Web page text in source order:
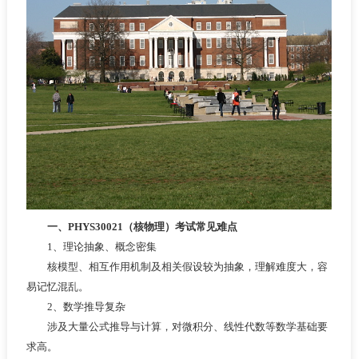
一、PHYS30021（核物理）考试常见难点
1、理论抽象、概念密集
核模型、相互作用机制及相关假设较为抽象，理解难度大，容
易记忆混乱。
2、数学推导复杂
涉及大量公式推导与计算，对微积分、线性代数等数学基础要
求高。